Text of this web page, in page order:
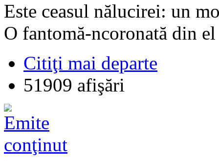
Este ceasul nălucirei: un
O fantomă-ncoronată din el
Citiţi mai departe
51909 afişări